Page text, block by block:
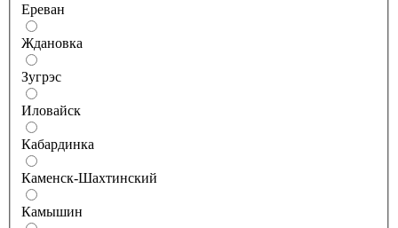
Ереван
Ждановка
Зугрэс
Иловайск
Кабардинка
Каменск-Шахтинский
Камышин